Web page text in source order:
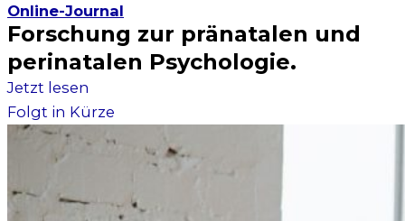
Online-Journal
Forschung zur pränatalen und
perinatalen Psychologie.
Jetzt lesen
Folgt in Kür­ze